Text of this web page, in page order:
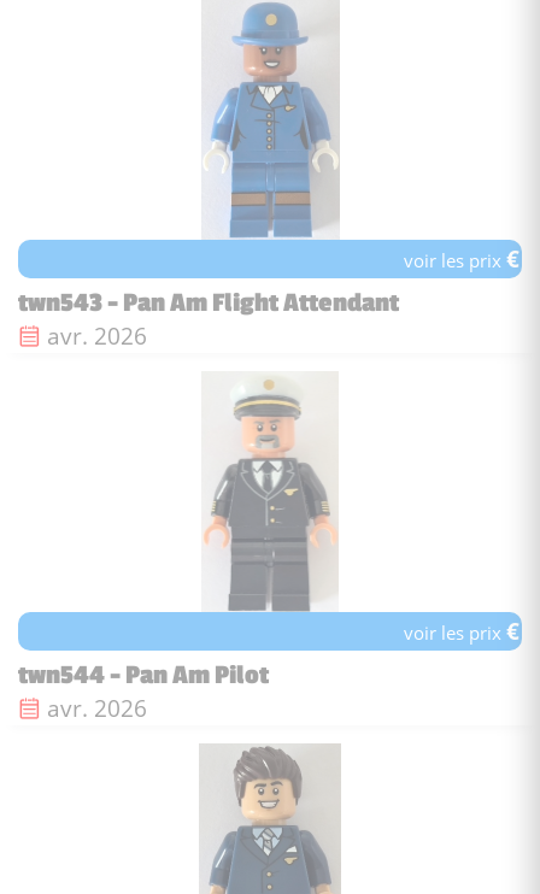
voir les prix€
twn543 - Pan Am Flight Attendant
Date de sortie :
avr. 2026
voir les prix€
twn544 - Pan Am Pilot
Date de sortie :
avr. 2026